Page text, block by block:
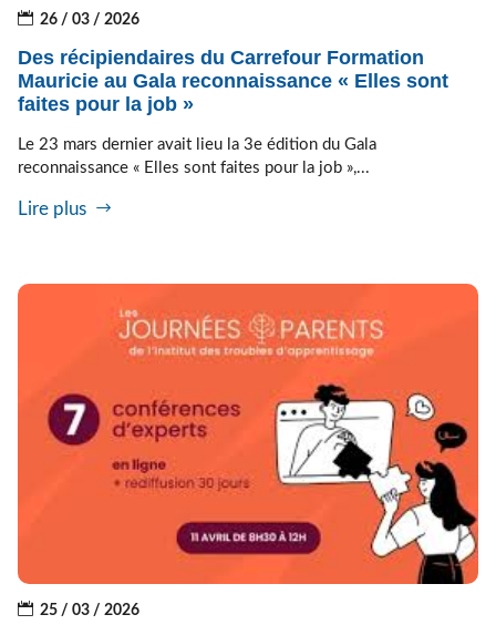
26 / 03 / 2026
Des récipiendaires du Carrefour Formation
Mauricie au Gala reconnaissance « Elles sont
faites pour la job »
Le 23 mars dernier avait lieu la 3e édition du Gala
reconnaissance « Elles sont faites pour la job »,...
Lire plus
25 / 03 / 2026